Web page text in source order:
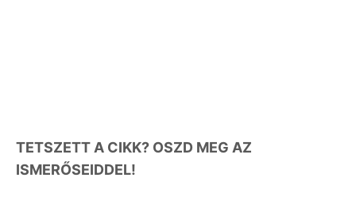
TETSZETT A CIKK? OSZD MEG AZ
ISMERŐSEIDDEL!